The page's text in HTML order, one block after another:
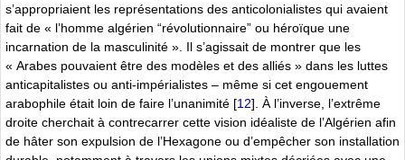
s’appropriaient les représentations des anticolonialistes qui avaient
fait de « l’homme algérien “révolutionnaire” ou héroïque une
incarnation de la masculinité ». Il s’agissait de montrer que les
« Arabes pouvaient être des modèles et des alliés » dans les luttes
anticapitalistes ou anti-impérialistes – même si cet engouement
arabophile était loin de faire l’unanimité [12] . À l’inverse, l’extrême
droite cherchait à contrecarrer cette vision idéaliste de l’Algérien afin
de hâter son expulsion de l’Hexagone ou d’empêcher son installation